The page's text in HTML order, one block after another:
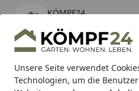
Unsere Seite verwendet
Technologien, um die
KÖMPF24
kostenlos - Im App Store
Alle Produkte
Mein Konto